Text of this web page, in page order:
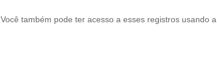
Você também pode ter acesso a esses registros usando a